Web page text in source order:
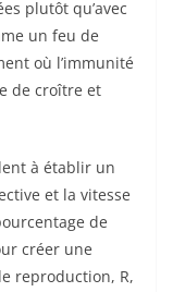
plutôt qu’avec
un feu de
où l’immunité
de croître et
à établir un
et la vitesse
de
créer une
reproduction, R,